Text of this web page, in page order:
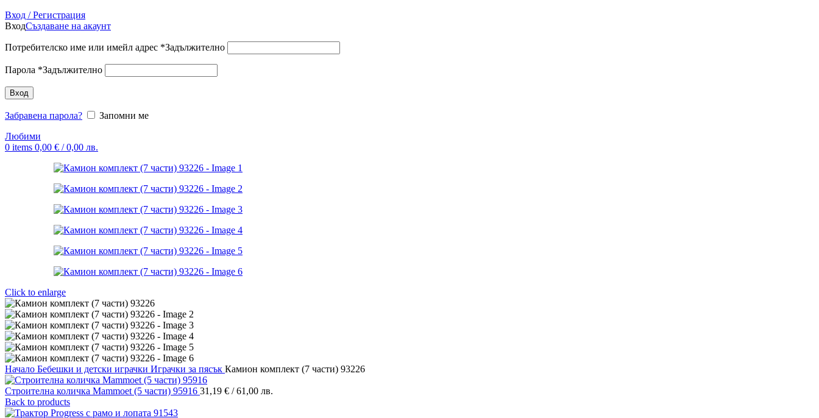
Вход / Регистрация
ВходСъздаване на акаунт
Потребителско име или имейл адрес *Задължително
Парола *Задължително
Вход
Забравена парола?
Запомни ме
Любими
0 items 0,00 € / 0,00 лв.
Click to enlarge
Начало Бебешки и детски играчки Играчки за пясък Камион комплект (7 части) 93226
Строителна количка Mammoet (5 части) 95916 31,19 € / 61,00 лв.
Back to products